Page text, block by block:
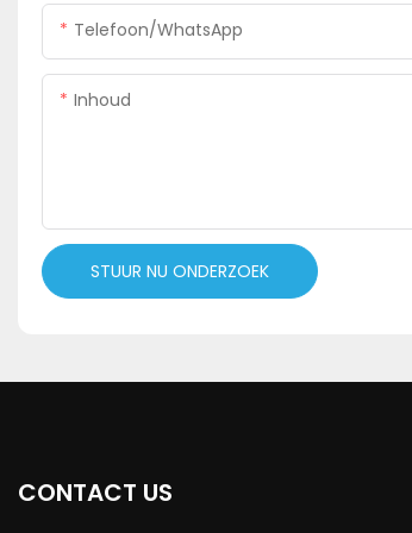
Telefoon/WhatsApp
Inhoud
STUUR NU ONDERZOEK
CONTACT US